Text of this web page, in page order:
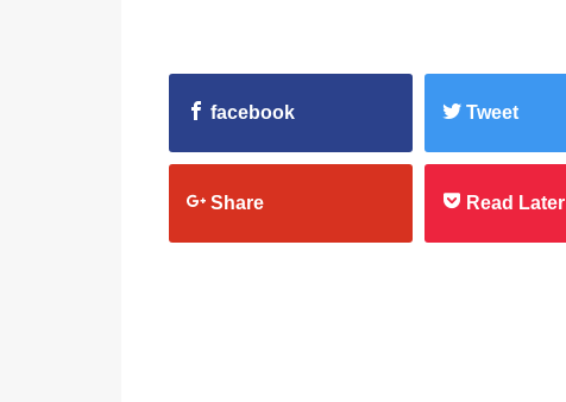
facebook Tweet
Share Read Later